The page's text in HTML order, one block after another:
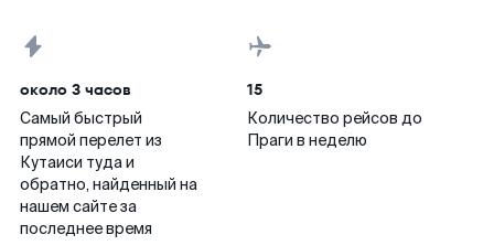
около 3 часов
Самый быстрый
прямой перелет из
Кутаиси туда и
обратно, найденный на
нашем сайте за
последнее время
15
Количество рейсов до
Праги в неделю